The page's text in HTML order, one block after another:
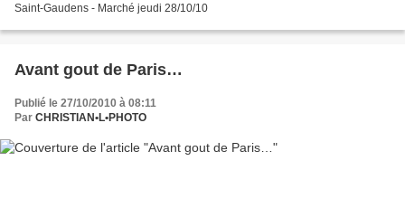
Saint-Gaudens - Marché jeudi 28/10/10
Avant gout de Paris…
Publié le 27/10/2010 à 08:11
Par CHRISTIAN•L•PHOTO